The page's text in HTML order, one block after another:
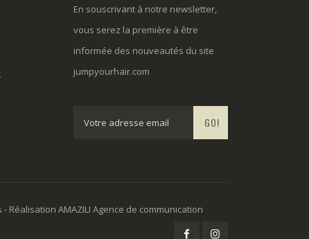
En souscrivant à notre newsletter,
vous serez la première à être
informée des nouveautés du site
jumpyourhair.com
GO!
- Réalisation AMAZILI Agence de communication